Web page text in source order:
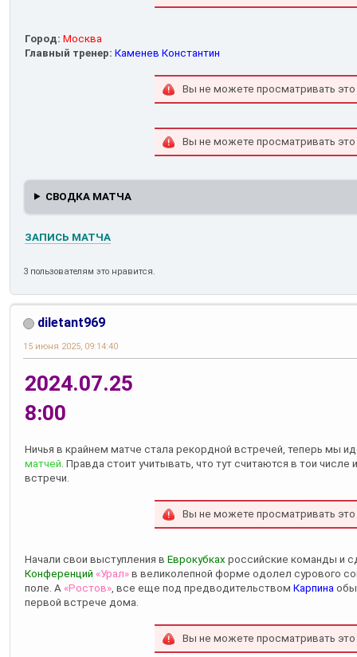
Город: Москва
Главный тренер: Каменев Константин
Вы не можете просматривать
Вы не можете просматривать
СВОДКА МАТЧА
ЗАПИСЬ МАТЧА
3 пользователям это нравится.
diletant969
15 июня 2025, 09:14:40
2024.07.25
8:00
Ничья в крайнем матче стала рекордной встречей, теперь мы
матчей. Правда стоит учитывать, что тут считаются в тои
встречи.
Вы не можете просматривать
Начали свои выступления в Еврокубках российские команды и
Конференций «Урал» в великолепной форме одолел сурового
поле. А «Ростов», все еще под предводительством Карпина
первой встрече дома.
Вы не можете просматривать